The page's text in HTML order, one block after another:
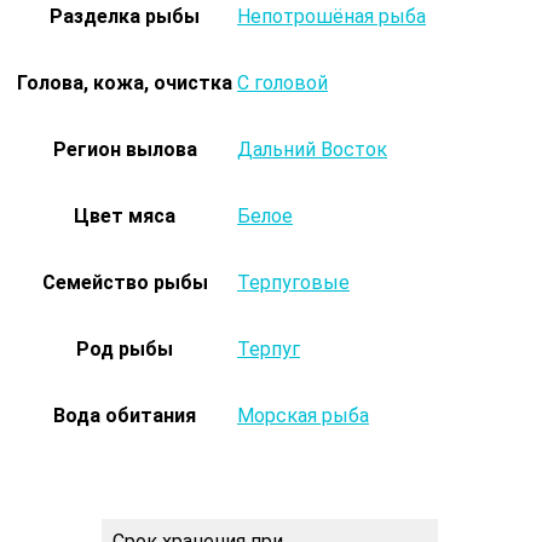
Разделка рыбы Непотрошёная рыба
Голова, кожа, очистка С головой
Регион вылова Дальний Восток
Цвет мяса Белое
Семейство рыбы Терпуговые
Род рыбы Терпуг
Вода обитания Морская рыба